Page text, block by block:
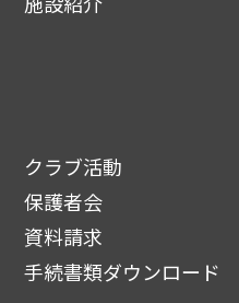
クラブ活動
保護者会
資料請求
手続書類ダウンロード